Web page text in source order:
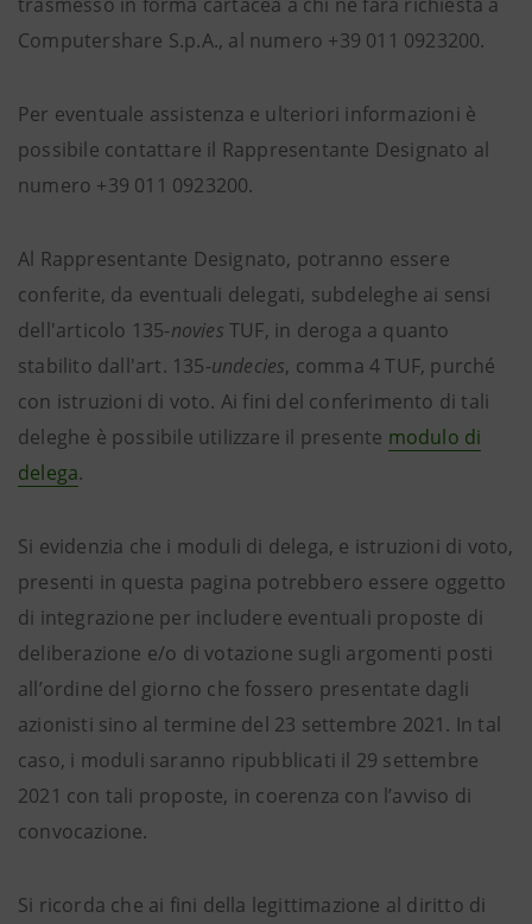
Computershare S.p.A., al numero +39 011 0923200.
Per eventuale assistenza e ulteriori informazioni è
possibile contattare il Rappresentante Designato al
numero +39 011 0923200.
Al Rappresentante Designato, potranno essere
conferite, da eventuali delegati, subdeleghe ai sensi
dell'articolo 135-novies TUF, in deroga a quanto
stabilito dall'art. 135-undecies, comma 4 TUF, purché
con istruzioni di voto. Ai fini del conferimento di tali
deleghe è possibile utilizzare il presente modulo di
delega.
Si evidenzia che i moduli di delega, e istruzioni di voto,
presenti in questa pagina potrebbero essere oggetto
di integrazione per includere eventuali proposte di
deliberazione e/o di votazione sugli argomenti posti
all’ordine del giorno che fossero presentate dagli
azionisti sino al termine del 23 settembre 2021. In tal
caso, i moduli saranno ripubblicati il 29 settembre
2021 con tali proposte, in coerenza con l’avviso di
convocazione.
Si ricorda che ai fini della legittimazione al diritto di